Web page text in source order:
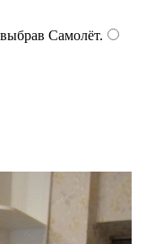
Самолёт.